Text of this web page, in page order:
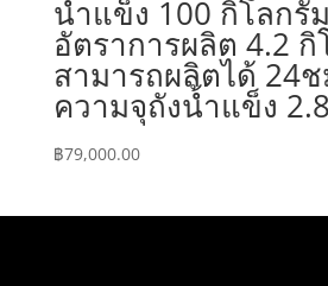
น้ำแข็ง 100 กิโลกรั
อัตราการผลิต 4.2
สามารถผลิตได้ 24
ความจุถังน้ำแข็ง
฿79,000.00